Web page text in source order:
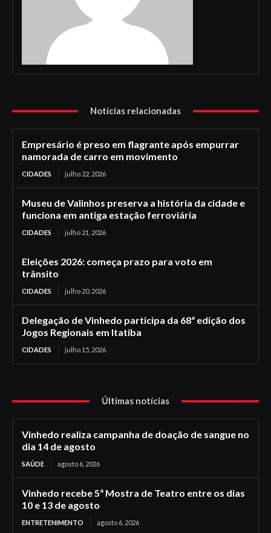
Notícias relacionadas
Empresário é preso em flagrante após empurrar
namorada de carro em movimento
CIDADES julho 22, 2026
Museu de Valinhos preserva a história da cidade e
funciona em antiga estação ferroviária
CIDADES julho 21, 2026
Eleições 2026: começa prazo para voto em
trânsito
CIDADES julho 20, 2026
Delegação de Vinhedo participa da 68ª edição dos
Jogos Regionais em Itatiba
CIDADES julho 15, 2026
Últimas notícias
Vinhedo realiza campanha de doação de sangue no
dia 14 de agosto
SAÚDE agosto 6, 2026
Vinhedo recebe 5ª Mostra de Teatro entre os dias
10 e 13 de agosto
ENTRETENIMENTO agosto 6, 2026